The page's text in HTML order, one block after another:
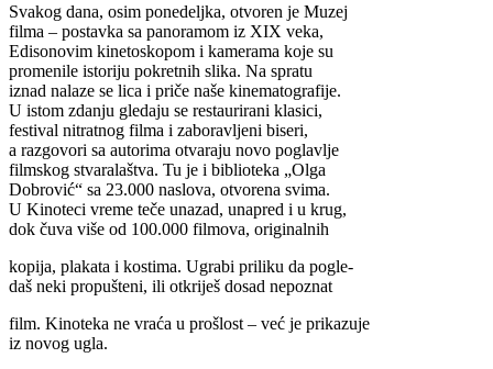
Svakog dana, osim ponedeljka, otvoren je Muzej
filma – postavka sa panoramom iz XIX veka,
Edisonovim kinetoskopom i kamerama koje su
promenile istoriju pokretnih slika. Na spratu
iznad nalaze se lica i priče naše kinematografije.
U istom zdanju gledaju se restaurirani klasici,
festival nitratnog filma i zaboravljeni biseri,
a razgovori sa autorima otvaraju novo poglavlje
filmskog stvaralaštva. Tu je i biblioteka „Olga
Dobrović“ sa 23.000 naslova, otvorena svima.
U Kinoteci vreme teče unazad, unapred i u krug,
dok čuva više od 100.000 filmova, originalnih
kopija, plakata i kostima. Ugrabi priliku da pogle-
daš neki propušteni, ili otkriješ dosad nepoznat
film. Kinoteka ne vraća u prošlost – već je prikazuje
iz novog ugla.